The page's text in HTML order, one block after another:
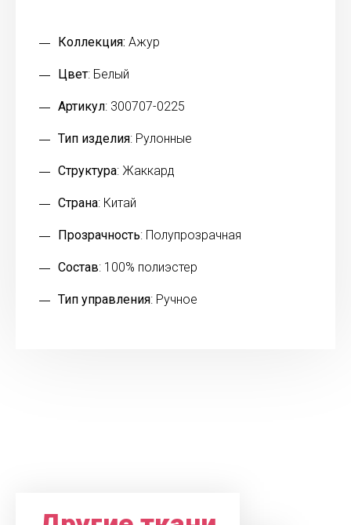
Коллекция: Ажур
Цвет: Белый
Артикул: 300707-0225
Тип изделия: Рулонные
Структура: Жаккард
Страна: Китай
Прозрачность: Полупрозрачная
Состав: 100% полиэстер
Тип управления: Ручное